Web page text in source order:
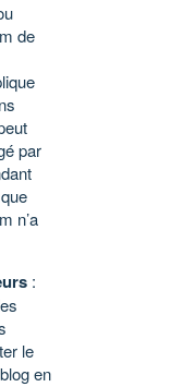
de
par
n’a
:
le
en